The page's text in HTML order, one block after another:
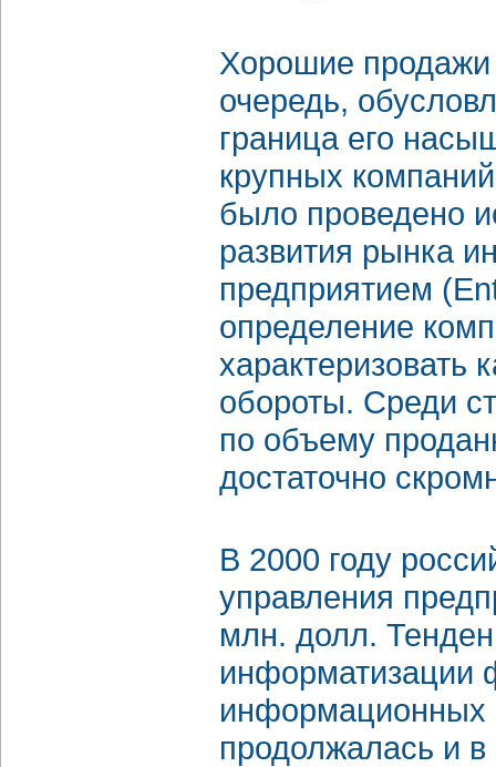
Хорошие продажи
очередь,
граница его
крупных
было проведено
развития рынка
предприятием
определение
обороты. Среди
по объему
достаточно
В 2000 году
управления
млн. долл.
информатизации
информационных
продолжалась и в